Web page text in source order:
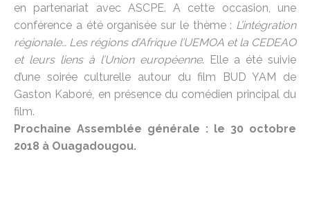
en partenariat avec ASCPE. A cette occasion, une
conférence a été organisée sur le thème : L’intégration
régionale… Les régions d’Afrique l’UEMOA et la CEDEAO
et leurs liens à l’Union européenne. Elle a été suivie
d’une soirée culturelle autour du film BUD YAM de
Gaston Kaboré, en présence du comédien principal du
film.
Prochaine Assemblée générale : le 30 octobre
2018 à Ouagadougou.